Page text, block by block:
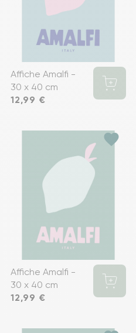
Affiche Amalfi -
30 x 40 cm
Prix
12,99 €
favorite
Affiche Amalfi -
30 x 40 cm
Prix
12,99 €